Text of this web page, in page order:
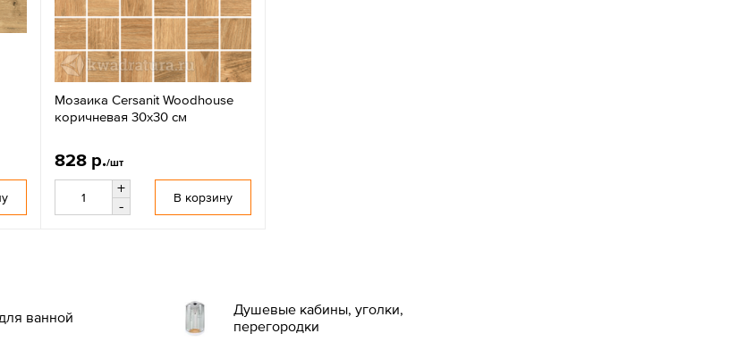
Мозаика Cersanit Woodhouse
коричневая 30x30 см
828 р./шт
+
-
В корзину
ванной
Душевые кабины, уголки,
перегородки